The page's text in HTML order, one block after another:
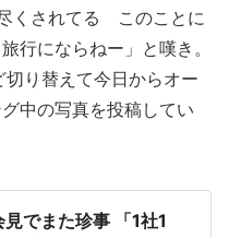
くされてる このことに
にならねー」と嘆き。
り替えて今日からオー
中の写真を投稿してい
でまた珍事 「1社1